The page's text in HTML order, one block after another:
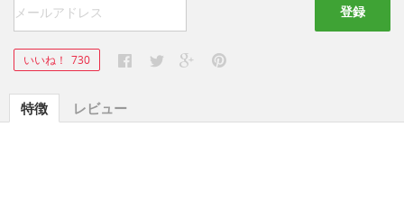
登録
いいね！ 730
特徴 レビュー